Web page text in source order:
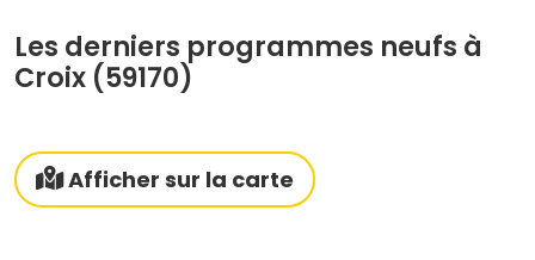
Les derniers programmes neufs à
Croix (59170)
Afficher sur la carte